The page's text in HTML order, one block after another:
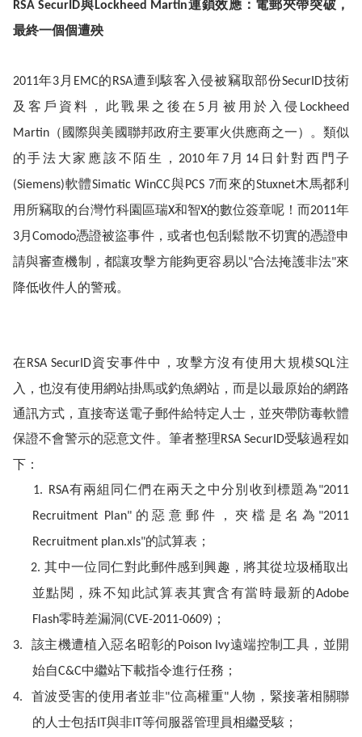
RSA SecurID與 Lockheed Martin連鎖效應：電郵夾帶突破，
最終一個個遭殃
2011年3 月 EMC的 RSA遭到駭客入侵被竊取部份SecurID技術
及客戶資料，此戰果之後在 5 月被用於入侵 Lockheed
Martin（國際與美國聯邦政府主要軍火供應商之一）。類似
的手法大家應該不陌生， 2010年 7月 14 日 針對西門子
(Siemens)軟體Simatic WinCC與PCS 7而來的Stuxnet木馬都利
用所竊取的台灣竹科園區瑞X和智X的數位簽章呢！而2011年
3月 Comodo憑證被盜事件，或者也包刮鬆散不切實的憑證申
請與審查機制，都讓攻擊方能夠更容易以"合法掩護非法"來
降低收件人的警戒。
在 RSA SecurID資安事件中，攻擊方沒有使用大規模SQL注
入，也沒有使用網站掛馬或釣魚網站，而是以最原始的網路
通訊方式，直接寄送電子郵件給特定人士，並夾帶防毒軟體
保證不會警示的惡意文件。筆者整理RSA SecurID受駭過程如
下：
1. RSA有兩組同仁們在兩天之中分別收到標題為"2011
Recruitment Plan" 的惡意郵件，夾檔是名為 "2011
Recruitment plan.xls"的試算表；
2. 其中一位同仁對此郵件感到興趣，將其從垃圾桶取出
並點閱，殊不知此試算表其實含有當時最新的Adobe
Flash零時差漏洞(CVE-2011-0609) ；
3. 該主機遭植入惡名昭彰的 Poison Ivy遠端控制工具，並開
始自C&C中繼站下載指令進行任務；
4. 首波受害的使用者並非"位高權重" 人物，緊接著相關聯
的人士包括IT 與非IT 等伺服器管理員相繼受駭；